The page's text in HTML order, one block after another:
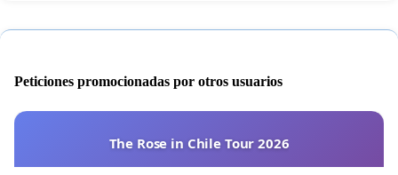
Peticiones promocionadas por otros usuarios
The Rose in Chile Tour 2026